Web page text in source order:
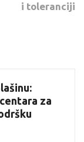
i toleranciji
za